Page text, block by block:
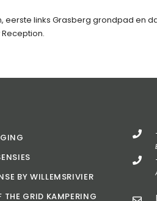
eerste links Grasberg grondpad en
BY WILLEMSRIVIER
THE GRID KAMPERING